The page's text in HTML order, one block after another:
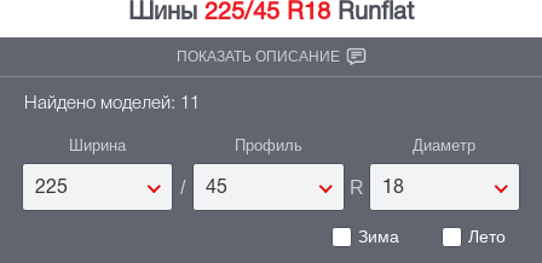
Шины 225/45 R18 Runflat
ПОКАЗАТЬ ОПИСАНИЕ
Найдено моделей: 11
Ширина
225 /
Профиль
45 R
Диаметр
18
Зима Лето